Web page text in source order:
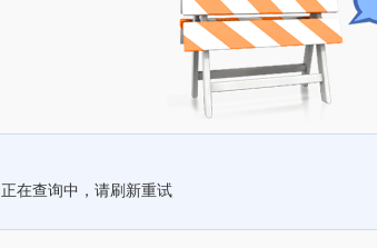
正在查询中，请刷新重试